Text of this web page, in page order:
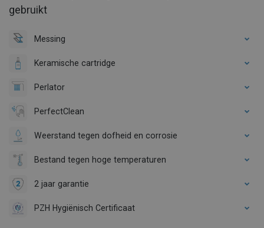
gebruikt
Messing
Keramische cartridge
Perlator
PerfectClean
Weerstand tegen dofheid en corrosie
Bestand tegen hoge temperaturen
2 jaar garantie
PZH Hygiënisch Certificaat